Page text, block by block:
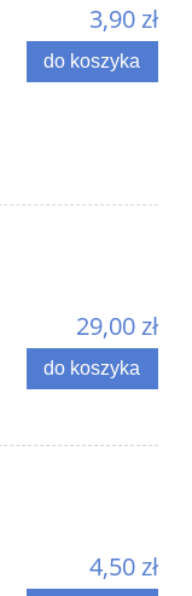
3,90 zł
do koszyka
29,00 zł
do koszyka
4,50 zł